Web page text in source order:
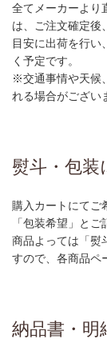
全てメーカーより
は、ご注文確定後
目安に出荷を行い
く予定です。
※交通事情や天候
れる場合がござい
熨斗・包装
購入カートにてご
「包装希望」とご
商品よっては「熨
すので、各商品ペ
納品書・明